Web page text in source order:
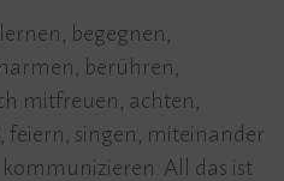
begegnen,
berühren,
mitfreuen, achten,
feiern, singen, miteinander
All das ist